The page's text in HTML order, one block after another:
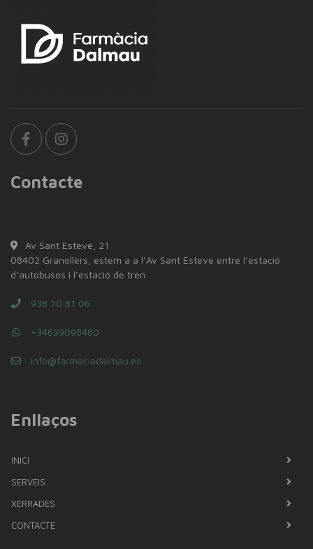
Contacte
Av Sant Esteve, 21
08402 Granollers, estem a a l’Av Sant Esteve entre l’estació
d’autobusos i l’estació de tren
938 70 81 06
+34699098480
info@farmaciadalmau.es
Enllaços
INICI
SERVEIS
XERRADES
CONTACTE